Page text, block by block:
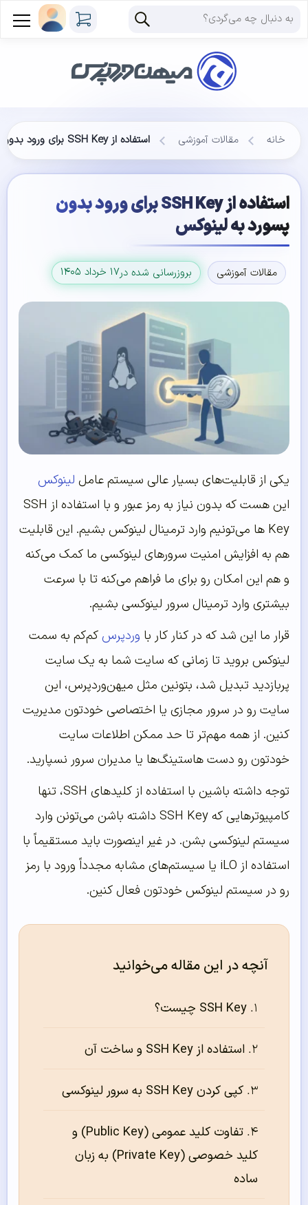
خانه مقالات آموزشی استفاده از SSH Key برای ورود بدون پسورد به لینوکس
استفاده از SSH Key برای ورود بدون
پسورد به لینوکس
مقالات آموزشی بروزرسانی شده در۱۷ خرداد ۱۴۰۵
یکی از قابلیت‌های بسیار عالی سیستم عامل لینوکس
این هست که بدون نیاز به رمز عبور و با استفاده از SSH
Key ها می‌تونیم وارد ترمینال لینوکس بشیم. این قابلیت
هم به افزایش امنیت سرورهای لینوکسی ما کمک می‌کنه
و هم این امکان رو برای ما فراهم می‌کنه تا با سرعت
بیشتری وارد ترمینال سرور لینوکسی بشیم.
قرار ما این شد که در کنار کار با وردپرس کم‌کم به سمت
لینوکس بروید تا زمانی که سایت شما به یک سایت
پربازدید تبدیل شد، بتونین مثل میهن‌وردپرس، این
سایت رو در سرور مجازی یا اختصاصی خودتون مدیریت
کنین. از همه مهم‌تر تا حد ممکن اطلاعات سایت
خودتون رو دست هاستینگ‌ها یا مدیران سرور نسپارید.
توجه داشته باشین با استفاده از کلید‌های SSH، تنها
کامپیوترهایی که SSH Key داشته باشن می‌تونن وارد
سیستم لینوکسی بشن. در غیر اینصورت باید مستقیماً با
استفاده از iLO یا سیستم‌های مشابه مجدداً ورود با رمز
رو در سیستم لینوکس خودتون فعال کنین.
آنچه در این مقاله می‌خوانید
SSH Key چیست؟
استفاده از SSH Key و ساخت آن
کپی کردن SSH Key به سرور لینوکسی
تفاوت کلید عمومی (Public Key) و
کلید خصوصی (Private Key) به زبان
ساده